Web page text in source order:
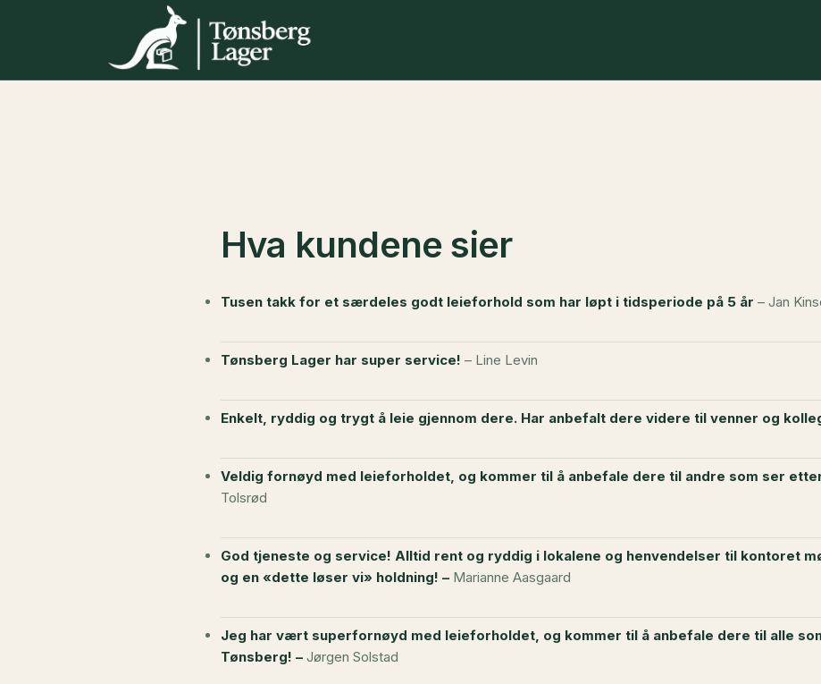
Hva kundene sier
Tusen takk for et særdeles godt leieforhold som har løpt i tidsperiode på 5 år – Jan
Tønsberg Lager har super service! – Line Levin
Enkelt, ryddig og trygt å leie gjennom dere. Har anbefalt dere videre til venner og
Veldig fornøyd med leieforholdet, og kommer til å anbefale dere til andre som ser
Tolsrød
God tjeneste og service! Alltid rent og ryddig i lokalene og henvendelser til kontoret
og en «dette løser vi» holdning! – Marianne Aasgaard
Jeg har vært superfornøyd med leieforholdet, og kommer til å anbefale dere til alle
Tønsberg! – Jørgen Solstad